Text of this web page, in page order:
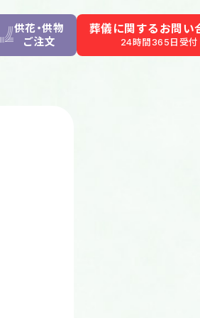
供花・供物
ご注文
葬儀に関するお問い
24時間365日受付